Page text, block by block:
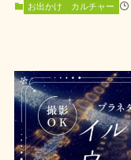
お出かけ カルチャー